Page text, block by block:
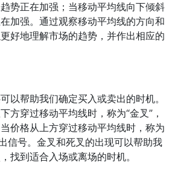
势正在加强；当移动平均线向下倾斜
加强。通过观察移动平均线的方向和
好地理解市场的趋势，并作出相应的
以帮助我们确定买入或卖出的时机。
方穿过移动平均线时，称为“金叉”，
价格从上方穿过移动平均线时，称为
信号。金叉和死叉的出现可以帮助我
找到适合入场或离场的时机。